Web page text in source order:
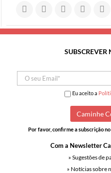
SUBSCREVER
Eu aceito a
Por favor, confirme a subscrição
Com a Newsletter
» Sugestões de
» Notícias sobre